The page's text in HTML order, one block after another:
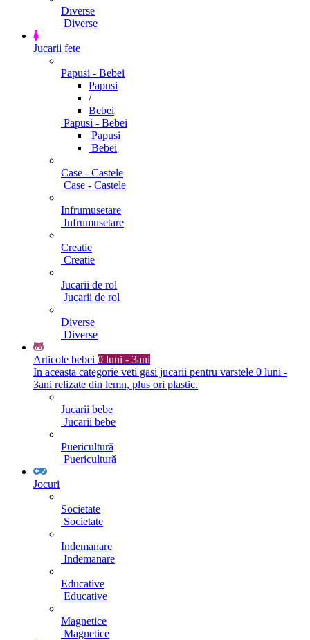
Diverse
Diverse
Jucarii fete
Papusi - Bebei
Papusi
/
Bebei
Papusi - Bebei
Papusi
Bebei
Case - Castele
Case - Castele
Infrumusetare
Infrumusetare
Creatie
Creatie
Jucarii de rol
Jucarii de rol
Diverse
Diverse
Articole bebei 0 luni - 3ani
In aceasta categorie veti gasi jucarii pentru varstele 0 luni -
3ani relizate din lemn, plus ori plastic.
Jucarii bebe
Jucarii bebe
Puericultură
Puericultură
Jocuri
Societate
Societate
Indemanare
Indemanare
Educative
Educative
Magnetice
Magnetice